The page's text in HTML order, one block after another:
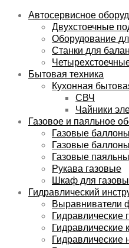
Автосервисное
Двухстоечные
Оборудование
Станки для
Бытовая техника
Кухонная
СВЧ
Чайники
Газовое и паяльное
Газовые баллоны
Газовые
Газовые
Рукава газовые
Шкаф для
Гидравлический
Выравниватели
Гидравлические
Гидравлические
Гидравлические